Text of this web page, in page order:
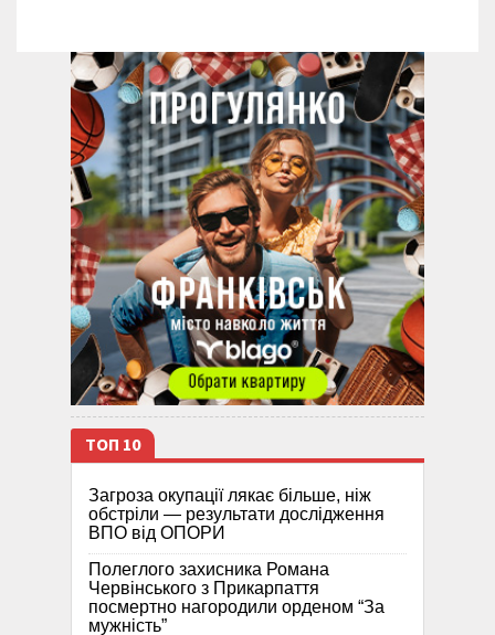
ТОП 10
Загроза окупації лякає більше, ніж
обстріли — результати дослідження
ВПО від ОПОРИ
Полеглого захисника Романа
Червінського з Прикарпаття
посмертно нагородили орденом “За
мужність”